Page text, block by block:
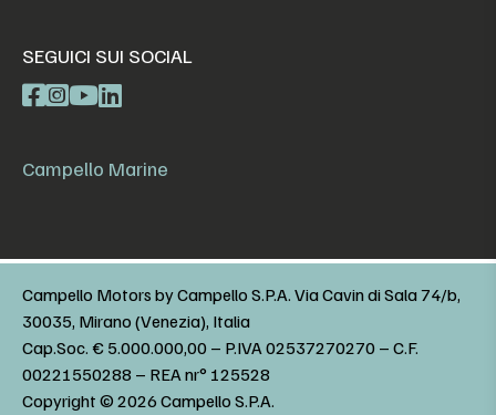
SEGUICI SUI SOCIAL
Campello Marine
Campello Motors by Campello S.P.A. Via Cavin di Sala 74/b,
30035, Mirano (Venezia), Italia
Cap.Soc. € 5.000.000,00 – P.IVA 02537270270 – C.F.
00221550288 – REA nr° 125528
Copyright © 2026 Campello S.P.A.